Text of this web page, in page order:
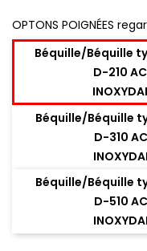
OPTONS POIGNÉES
Béquille/Béquille
D-210
Béquille/Béquille
D-310
Béquille/Béquille
D-510